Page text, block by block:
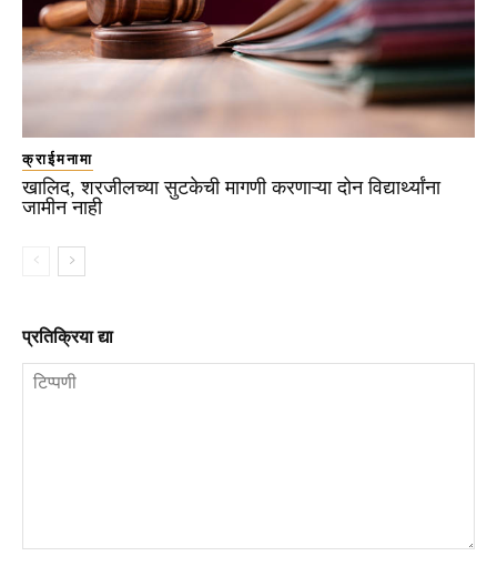
क्राईमनामा
खालिद, शरजीलच्या सुटकेची मागणी करणाऱ्या दोन विद्यार्थ्यांना
जामीन नाही
प्रतिक्रिया द्या